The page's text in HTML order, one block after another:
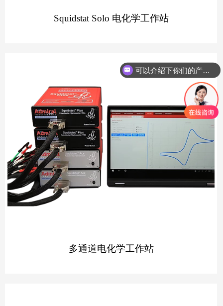
Squidstat Solo 电化学工作站
多通道电化学工作站
可以介绍下你们的产品么
你们是怎么收费的呢